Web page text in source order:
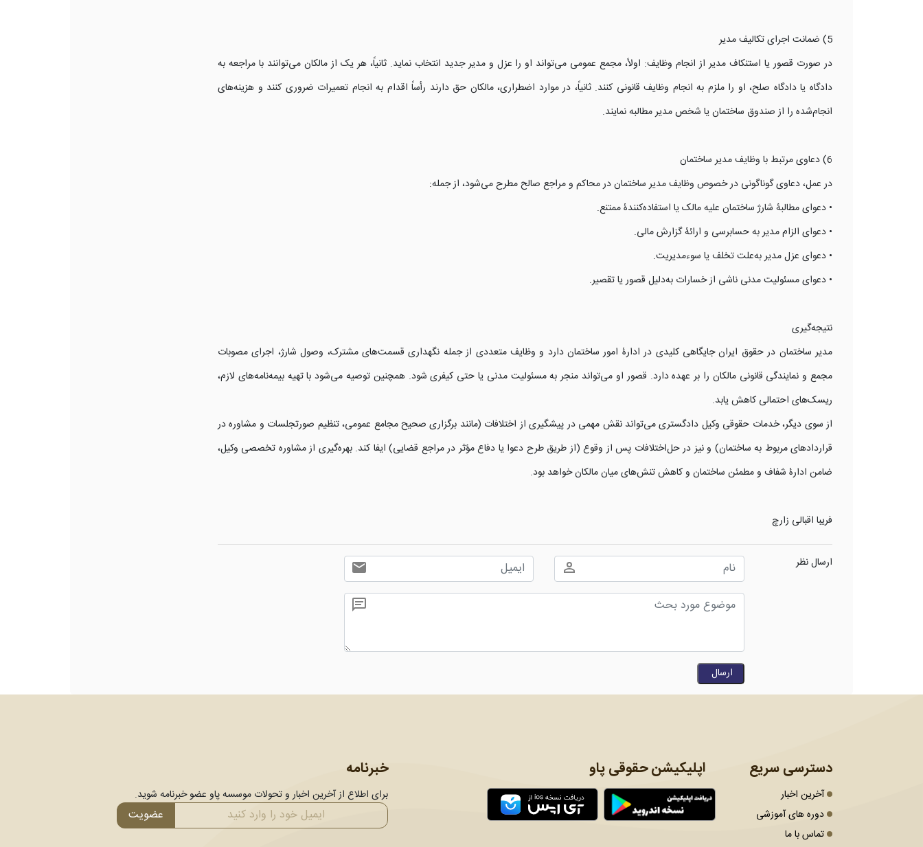
5) ضمانت اجرای تکالیف مدیر
در صورت قصور یا استنکاف مدیر از انجام وظایف: اولاً، مجمع عمومی می‌تواند او را عزل و مدیر جدید انتخاب نماید. ثانیاً، هر یک از مالکان می‌توانند با مراجعه به
دادگاه یا دادگاه صلح، او را ملزم به انجام وظایف قانونی کنند. ثانیاً، در موارد اضطراری، مالکان حق دارند رأساً اقدام به انجام تعمیرات ضروری کنند و هزینه‌های
انجام‌شده را از صندوق ساختمان یا شخص مدیر مطالبه نمایند.
6) دعاوی مرتبط با وظایف مدیر ساختمان
در عمل، دعاوی گوناگونی در خصوص وظایف مدیر ساختمان در محاکم و مراجع صالح مطرح می‌شود، از جمله:
• دعوای مطالبۀ شارژ ساختمان علیه مالک یا استفاده‌کنندۀ ممتنع.
• دعوای الزام مدیر به حسابرسی و ارائۀ گزارش مالی.
• دعوای عزل مدیر به‌علت تخلف یا سوءمدیریت.
• دعوای مسئولیت مدنی ناشی از خسارات به‌دلیل قصور یا تقصیر.
نتیجه‌گیری
مدیر ساختمان در حقوق ایران جایگاهی کلیدی در ادارۀ امور ساختمان دارد و وظایف متعددی از جمله نگهداری قسمت‌های مشترک، وصول شارژ، اجرای مصوبات
مجمع و نمایندگی قانونی مالکان را بر عهده دارد. قصور او می‌تواند منجر به مسئولیت مدنی یا حتی کیفری شود. همچنین توصیه می‌شود با تهیه بیمه‌نامه‌های لازم،
ریسک‌های احتمالی کاهش یابد.
از سوی دیگر، خدمات حقوقی وکیل دادگستری می‌تواند نقش مهمی در پیشگیری از اختلافات (مانند برگزاری صحیح مجامع عمومی، تنظیم صورتجلسات و مشاوره در
قراردادهای مربوط به ساختمان) و نیز در حل‌اختلافات پس از وقوع (از طریق طرح دعوا یا دفاع مؤثر در مراجع قضایی) ایفا کند. بهره‌گیری از مشاوره تخصصی وکیل،
ضامن ادارۀ شفاف و مطمئن ساختمان و کاهش تنش‌های میان مالکان خواهد بود.
فریبا اقبالی زارچ
ارسال نظر
دسترسی سریع
آخرین اخبار
دوره های آموزشی
تماس با ما
اپلیکیشن حقوقی پاو خبرنامه
برای اطلاع از آخرین اخبار و تحولات موسسه پاو عضو خبرنامه شوید.
عضویت